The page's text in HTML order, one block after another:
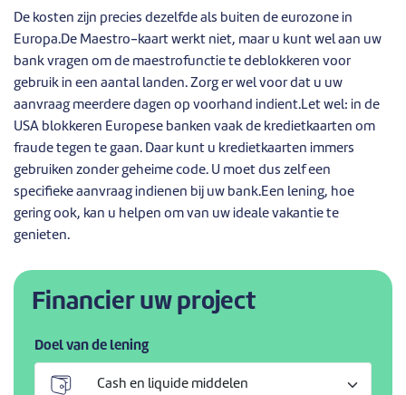
De kosten zijn precies dezelfde als buiten de eurozone in
Europa.De Maestro-kaart werkt niet, maar u kunt wel aan uw
bank vragen om de maestrofunctie te deblokkeren voor
gebruik in een aantal landen. Zorg er wel voor dat u uw
aanvraag meerdere dagen op voorhand indient.Let wel: in de
USA blokkeren Europese banken vaak de kredietkaarten om
fraude tegen te gaan. Daar kunt u kredietkaarten immers
gebruiken zonder geheime code. U moet dus zelf een
specifieke aanvraag indienen bij uw bank.Een lening, hoe
gering ook, kan u helpen om van uw ideale vakantie te
genieten.
Financier uw project
Doel van de lening